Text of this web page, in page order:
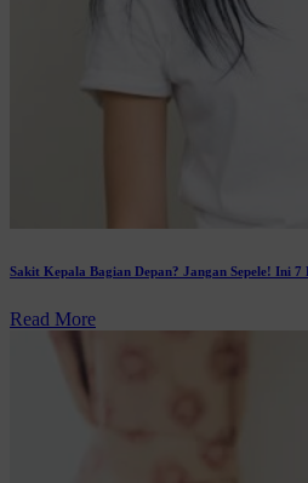
Sakit Kepala Bagian Depan? Jangan Sepele! Ini 7
Read More